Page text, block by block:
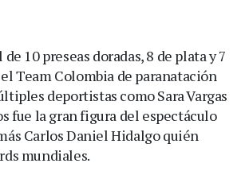
10 preseas doradas, 8 de plata y 7
Team Colombia de paranatación
deportistas como Sara Vargas
fue la gran figura del espectáculo
Carlos Daniel Hidalgo quién
mundiales.